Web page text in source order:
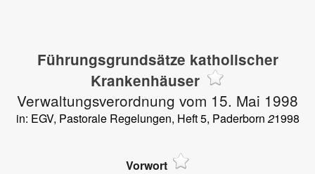
Führungsgrundsätze katholischer
Krankenhäuser
Verwaltungsverordnung vom 15. Mai 1998
in: EGV, Pastorale Regelungen, Heft 5, Paderborn21998
Vorwort